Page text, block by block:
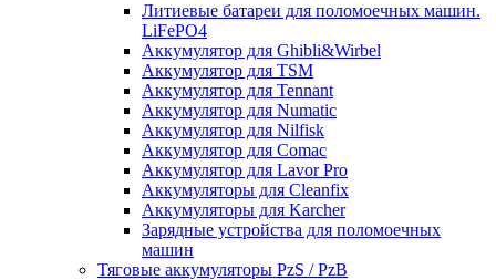
Литиевые батареи для поломоечных машин.
LiFePO4
Аккумулятор для Ghibli&Wirbel
Аккумулятор для TSM
Аккумулятор для Tennant
Аккумулятор для Numatic
Аккумулятор для Nilfisk
Аккумулятор для Comac
Аккумулятор для Lavor Pro
Аккумуляторы для Cleanfix
Аккумуляторы для Karcher
Зарядные устройства для поломоечных
машин
Тяговые аккумуляторы PzS / PzB